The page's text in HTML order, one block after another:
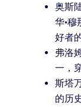
奥斯
华·
好者
弗洛
一，
斯塔
的历